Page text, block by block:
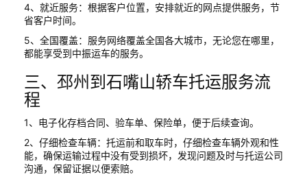
4、就近服务：根据客户位置，安排就近的网点提供服务，节
省客户时间。
5、全国覆盖：服务网络覆盖全国各大城市，无论您在哪里，
都能享受到中振运车的服务。
三、邳州到石嘴山轿车托运服务流
程
1、电子化存档合同、验车单、保险单，便于后续查询。
2、仔细检查车辆：托运前和取车时，仔细检查车辆外观和性
能，确保运输过程中没有受到损坏，发现问题及时与托运公司
沟通，保留证据以便索赔。